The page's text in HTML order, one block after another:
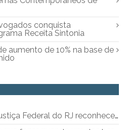
conquista
Receita Sintonia
aumento de 10% na base de
Federal do RJ reconhece a Prescrição Intercorrente